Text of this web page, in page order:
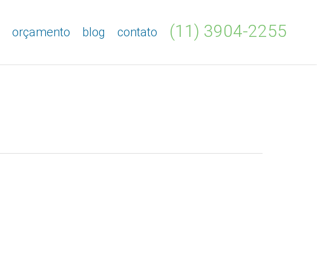
orçamento blog contato (11) 3904-2255